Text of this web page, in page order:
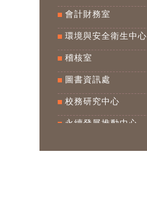
會計財務室
環境與安全衛生中心
稽核室
圖書資訊處
校務研究中心
永續發展推動中心